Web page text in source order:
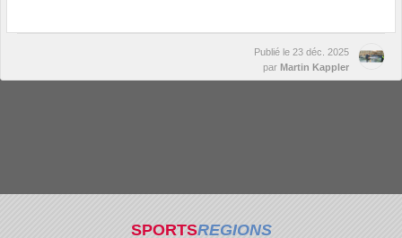
Publié le 23 déc. 2025
par Martin Kappler
SPORTSREGIONS